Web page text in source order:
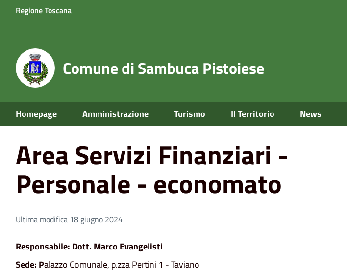
Regione Toscana
Comune di Sambuca Pistoiese
Homepage Amministrazione Turismo Il Territorio News
Home Area Servizi Finanziari - Personale - economato
Area Servizi Finanziari -
Personale - economato
Ultima modifica 18 giugno 2024
Responsabile: Dott. Marco Evangelisti
Sede: Palazzo Comunale, p.zza Pertini 1 - Taviano